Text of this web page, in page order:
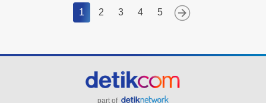
1 2 3 4 5
part of